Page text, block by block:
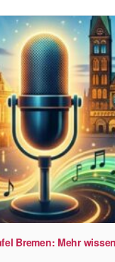
Bremen: Mehr